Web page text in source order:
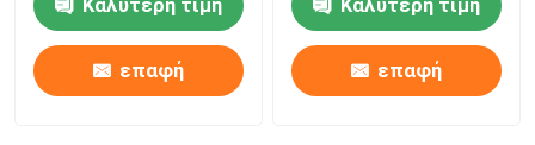
ξήρανσηςΚαλύτερη τιμή
επαφή
ξηρότερη προ
Καλύτερη τιμή
επαφή